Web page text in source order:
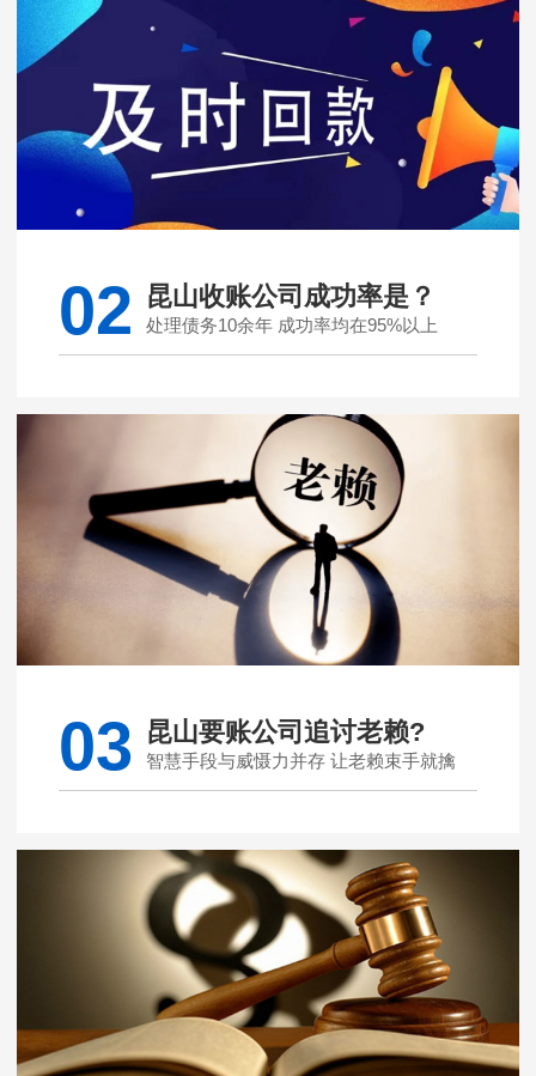
02 昆山收账公司成功率是？
处理债务10余年 成功率均在95%以上
03 昆山要账公司追讨老赖?
智慧手段与威慑力并存 让老赖束手就擒